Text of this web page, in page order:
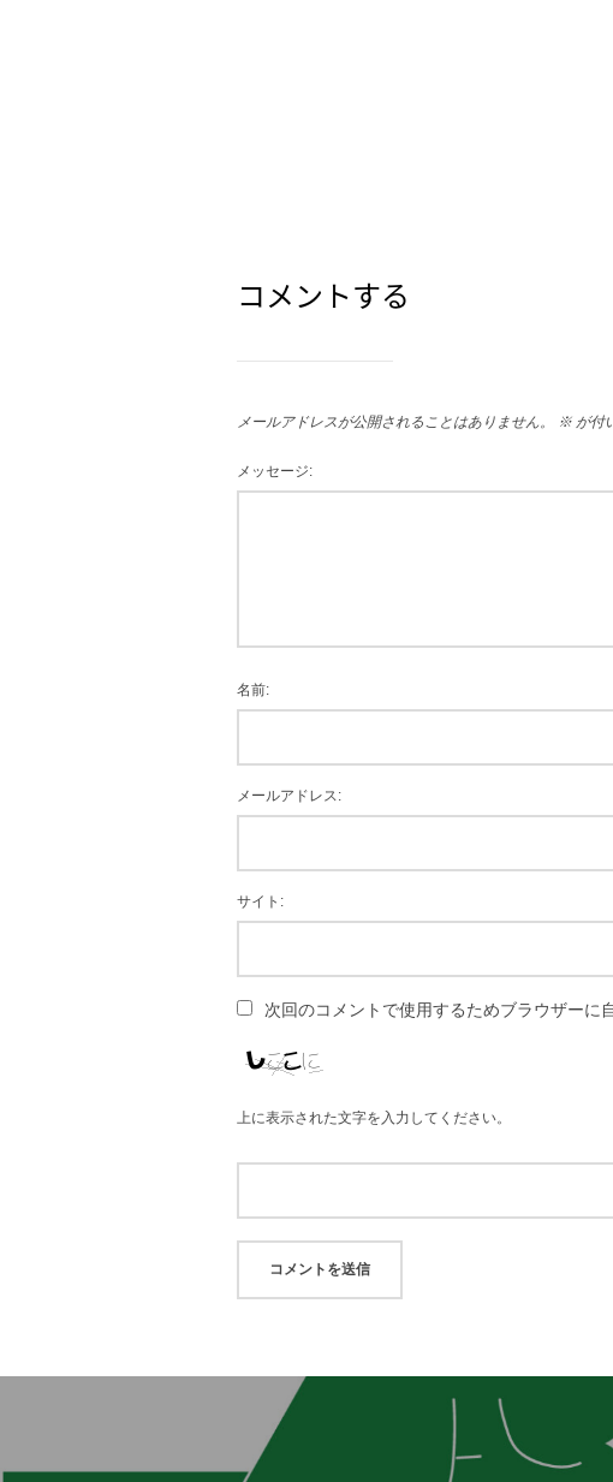
コメントする
メールアドレスが公開されることはありません。 ※ が付
メッセージ:
名前:
メールアドレス:
サイト:
次回のコメントで使用するためブラウザーに
上に表示された文字を入力してください。